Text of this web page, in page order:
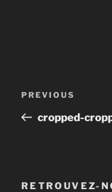
Previous
Post
PREVIOUS
cropped-
RETROUVEZ-